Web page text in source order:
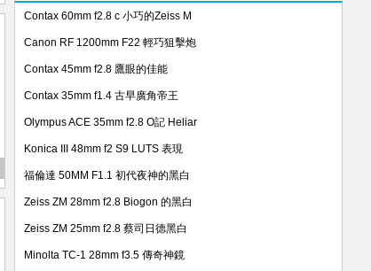
Contax 60mm f2.8 c 小巧的Zeiss M
Canon RF 1200mm F22 輕巧狙擊炮
Contax 45mm f2.8 鷹眼的佳能
Contax 35mm f1.4 古早廣角帝王
Olympus ACE 35mm f2.8 O記 Heliar
Konica III 48mm f2 S9 LUTS 表現
福倫達 50MM F1.1 初代夜神的黑白
Zeiss ZM 28mm f2.8 Biogon 的黑白
Zeiss ZM 25mm f2.8 蔡司日德黑白
Minolta TC-1 28mm f3.5 傳奇神鏡